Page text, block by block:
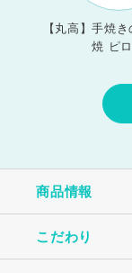
【丸高】手焼
焼 ピ
商品情報
商品情報TOP
こだわり